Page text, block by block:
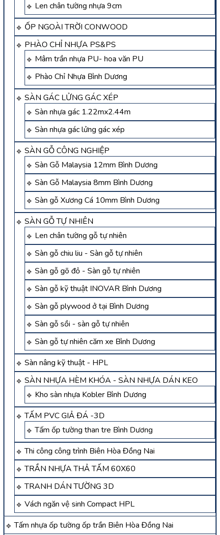
Len chân tường nhựa 9cm
ỐP NGOÀI TRỜI CONWOOD
PHÀO CHỈ NHỰA PS&PS
Mâm trần nhựa PU- hoa văn PU
Phào Chỉ Nhựa Bình Dương
SÀN GÁC LỬNG GÁC XÉP
Sàn nhựa gác 1.22mx2.44m
Sàn nhựa gác lửng gác xép
SÀN GỖ CÔNG NGHIỆP
Sàn Gỗ Malaysia 12mm Bình Dương
Sàn Gỗ Malaysia 8mm Bình Dương
Sàn gỗ Xương Cá 10mm Bình Dương
SÀN GỖ TỰ NHIÊN
Len chân tường gỗ tự nhiên
Sàn gỗ chiu liu - Sàn gỗ tự nhiên
Sàn gỗ gõ đỏ - Sàn gỗ tự nhiên
Sàn gỗ kỹ thuật INOVAR Bình Dương
Sàn gỗ plywood ở tại Bình Dương
Sàn gỗ sồi - sàn gỗ tự nhiên
Sàn gỗ tự nhiên căm xe Bình Dương
Sàn nâng kỹ thuật - HPL
SÀN NHỰA HÈM KHÓA - SÀN NHỰA DÁN KEO
Kho sàn nhựa Kobler Bình Dương
TẤM PVC GIẢ ĐÁ -3D
Tấm ốp tường than tre Bình Dương
Thi công công trình Biên Hòa Đồng Nai
TRẦN NHỰA THẢ TẤM 60X60
TRANH DÁN TƯỜNG 3D
Vách ngăn vệ sinh Compact HPL
Tấm nhựa ốp tường ốp trần Biên Hòa Đồng Nai